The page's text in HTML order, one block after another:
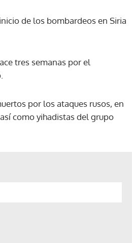
de los bombardeos en Siria
tres semanas por el
por los ataques rusos, en
como yihadistas del grupo